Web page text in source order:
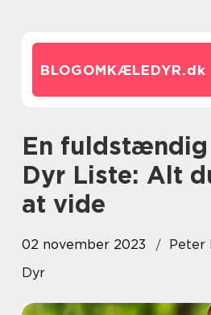
BLOGOMKÆLEDYR.dk
En fuldstændig guide til
Dyr Liste: Alt
at vide
02 november 2023
Peter
Dyr